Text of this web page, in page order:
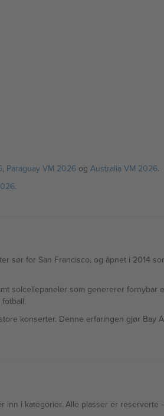
, Paraguay VM 2026og Australia VM 2026.
.
sør for San Francisco, og åpnet i 2014
solcellepaneler som genererer fornybar
konserter. Denne erfaringen gjør Bay
inn i kategorier. Alle plasser er reserverte